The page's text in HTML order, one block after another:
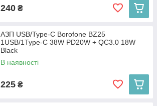
240 ₴
АЗП USB/Type-C Borofone BZ25
1USB/1Type-C 38W PD20W + QC3.0 18W
Black
В наявності
225 ₴